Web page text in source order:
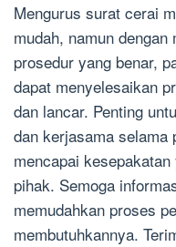
Mengurus surat cerai
mudah, namun
prosedur yang benar,
dapat menyelesaikan
dan lancar. Penting
dan kerjasama selama
mencapai
pihak. Semoga
memudahkan proses
membutuhkannya.